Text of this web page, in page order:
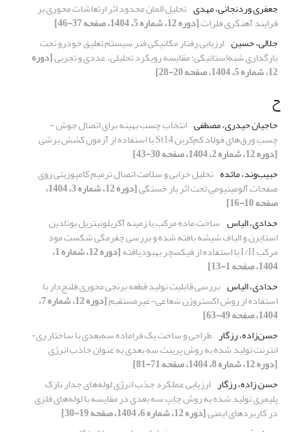
جعفری وردنجانی، مهدی تحلیل المان محدود اثر ارتعاشات محوری بر
فرایند آهنگری فلزات[دوره 12، شماره 5، 1404، صفحه 37-46]
جلالی، حسین ارزیابی رفتار مکانیکی فنر سیستم تعلیق خودرو تحت
بارگذاری شبه‌استاتیکی: مقایسه رویکرد تحلیلی، عددی و تجربی[دوره
12، شماره 5، 1404، صفحه 20-28]
ح
حاجیان حیدری، مصطفی انتخاب چسب بهینه برای اتصال‌ جوش -
چسب ورق‌های فولاد کم‌کربن St14 با استفاده از آزمون کشش برشی
[دوره 12، شماره 2، 1404، صفحه 30-43]
حبیب‌وند، مائده تحلیل خرابی و سلامت اتصال ترمیم کامپوزیتی روی
صفحات آلومینیومی تحت اثر بار خستگی [دوره 12، شماره 3، 1404،
صفحه 10-16]
حدادی، الیاس ساخت ماده مرکب با زمینه آکریلونیتریل بوتادین
استایرن و الیاف شیشه بافته شده و بررسی چقرمگی شکست مود
مرکب I/II با استفاده از فیکسچر بهبودیافته [دوره 12، شماره 1،
1404، صفحه 1-13]
حدادی، الیاس بررسی قابلیت تولید قطعه برنجی محوری فلنج‌دار با
استفاده از روش اکستروژن شعاعی-غیرمستقیم [دوره 12، شماره 7،
1404، صفحه 49-63]
حسن‌زاده، رزگار طراحی و ساخت یک فراماده سه‌بعدی با ساختار ری-
انترنت تولید شده به روش پرینت سه بعدی به عنوان جاذب انرژی
[دوره 12، شماره 8، 1404، صفحه 71-81]
حسن زاده، رزگار ارزیابی عملکرد جذب انرژی لوله‌های جدار نازک
پلیمری تولید شده به روش چاپ سه بعدی در مقایسه با لوله‌های فلزی
در کاربردهای ایمنی[دوره 12، شماره 6، 1404، صفحه 19-30]